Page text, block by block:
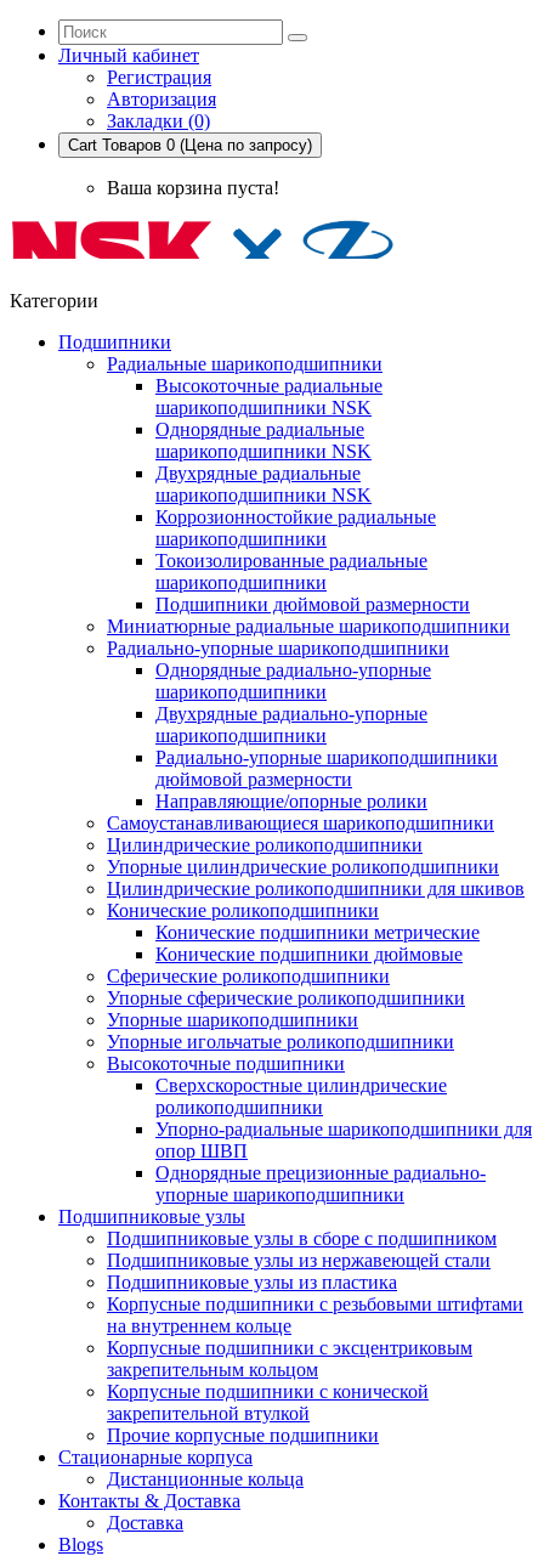
Личный кабинет
Регистрация
Авторизация
Закладки (0)
Cart Товаров 0 (Цена по запросу)
Ваша корзина пуста!
Категории
Подшипники
Радиальные шарикоподшипники
Высокоточные радиальные
шарикоподшипники NSK
Однорядные радиальные
шарикоподшипники NSK
Двухрядные радиальные
шарикоподшипники NSK
Коррозионностойкие радиальные
шарикоподшипники
Токоизолированные радиальные
шарикоподшипники
Подшипники дюймовой размерности
Миниатюрные радиальные шарикоподшипники
Радиально-упорные шарикоподшипники
Однорядные радиально-упорные
шарикоподшипники
Двухрядные радиально-упорные
шарикоподшипники
Радиально-упорные шарикоподшипники
дюймовой размерности
Направляющие/опорные ролики
Самоустанавливающиеся шарикоподшипники
Цилиндрические роликоподшипники
Упорные цилиндрические роликоподшипники
Цилиндрические роликоподшипники для шкивов
Конические роликоподшипники
Конические подшипники метрические
Конические подшипники дюймовые
Сферические роликоподшипники
Упорные сферические роликоподшипники
Упорные шарикоподшипники
Упорные игольчатые роликоподшипники
Высокоточные подшипники
Сверхскоростные цилиндрические
роликоподшипники
Упорно-радиальные шарикоподшипники для
опор ШВП
Однорядные прецизионные радиально-
упорные шарикоподшипники
Подшипниковые узлы
Подшипниковые узлы в сборе с подшипником
Подшипниковые узлы из нержавеющей стали
Подшипниковые узлы из пластика
Корпусные подшипники с резьбовыми штифтами
на внутреннем кольце
Корпусные подшипники с эксцентриковым
закрепительным кольцом
Корпусные подшипники с конической
закрепительной втулкой
Прочие корпусные подшипники
Стационарные корпуса
Дистанционные кольца
Контакты & Доставка
Доставка
Blogs